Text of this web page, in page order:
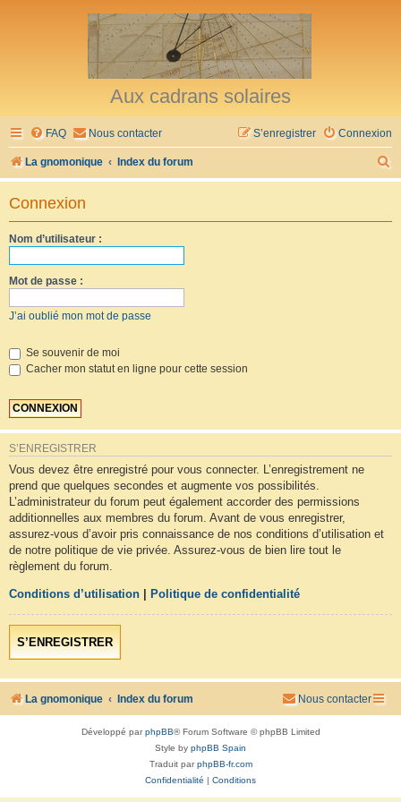
Aux cadrans solaires
FAQ Nous contacter Connexion
S’enregistrer
La gnomonique Index du forum
e
Connexion
Nom d’utilisateur :
Mot de passe :
J’ai oublié mon mot de passe
Se souvenir de moi
Cacher mon statut en ligne pour cette session
S’ENREGISTRER
Vous devez être enregistré pour vous connecter. L’enregistrement ne
prend que quelques secondes et augmente vos possibilités.
L’administrateur du forum peut également accorder des permissions
additionnelles aux membres du forum. Avant de vous enregistrer,
assurez-vous d’avoir pris connaissance de nos conditions d’utilisation et
de notre politique de vie privée. Assurez-vous de bien lire tout le
règlement du forum.
Conditions d’utilisation Politique de confidentialité
S’ENREGISTRER
La gnomonique Index du forum Nous contacter
Développé parphpBB® Forum Software © phpBB Limited
Style by phpBB Spain
Traduit parphpBB-fr.com
Confidentialité
Conditions